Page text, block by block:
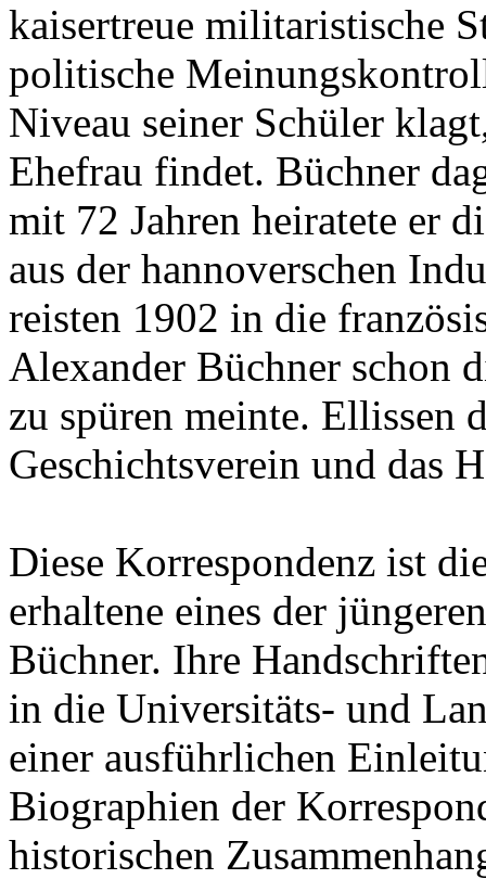
kaisertreue militaristische
politische
Niveau seiner Schüler
Ehefrau findet. Büchner
mit 72 Jahren heiratete er
aus der hannoverschen
reisten 1902 in die
Alexander Büchner schon
zu spüren meinte. Ellissen
Geschichtsverein und das
Diese Korrespondenz ist
erhaltene eines der
Büchner. Ihre
in die Universitäts- und
einer ausführlichen
Biographien der
historischen